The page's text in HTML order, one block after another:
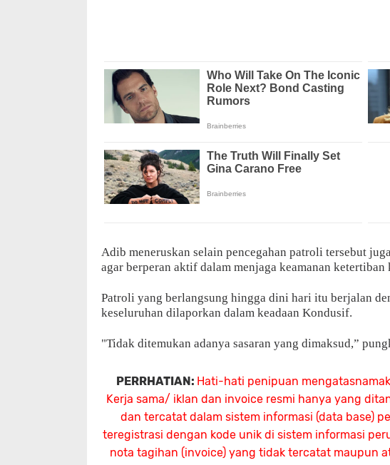
Adib meneruskan selain pencegahan patroli tersebut
agar berperan aktif dalam menjaga keamanan
Patroli yang berlangsung hingga dini hari itu berjalan
keseluruhan dilaporkan dalam keadaan Kondusif.
"Tidak ditemukan adanya sasaran yang dimaksud,”
PERRHATIAN: Hati-hati penipuan
Kerja sama/ iklan dan invoice resmi hanya yang
dan tercatat dalam sistem informasi (data base)
teregistrasi dengan kode unik di sistem informasi
nota tagihan (invoice) yang tidak tercatat maupun